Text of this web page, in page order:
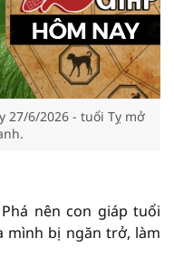
27/6/2026 - tuổi Tỵ mở
nên con giáp tuổi
mình bị ngăn trở, làm